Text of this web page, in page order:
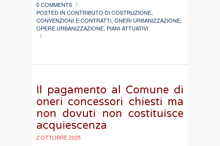
0 COMMENTS /
POSTED IN CONTRIBUTO DI COSTRUZIONE,
CONVENZIONI E CONTRATTI, ONERI URBANIZZAZIONE,
OPERE URBANIZZAZIONE, PIANI ATTUATIVI
/
Il pagamento al Comune di
oneri concessori chiesti ma
non dovuti non costituisce
acquiescenza
2 OTTOBRE 2025